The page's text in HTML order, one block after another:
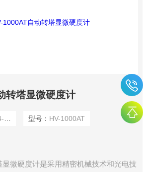
转塔显微硬度计
型号： HV-1000AT
显微硬度计是采用精密机械技术和光电技